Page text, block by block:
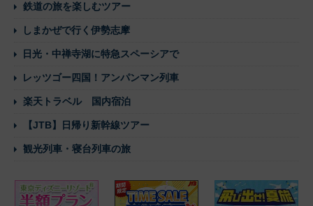
鉄道の旅を楽しむツアー
しまかぜで行く伊勢志摩
日光・中禅寺湖に特急スペーシアで
レッツゴー四国！アンパンマン列車
楽天トラベル 国内宿泊
【JTB】日帰り新幹線ツアー
観光列車・寝台列車の旅